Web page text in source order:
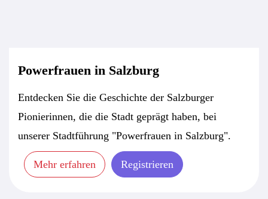
Powerfrauen in Salzburg
Entdecken Sie die Geschichte der Salzburger
Pionierinnen, die die Stadt geprägt haben, bei
unserer Stadtführung "Powerfrauen in Salzburg".
Mehr erfahren Registrieren